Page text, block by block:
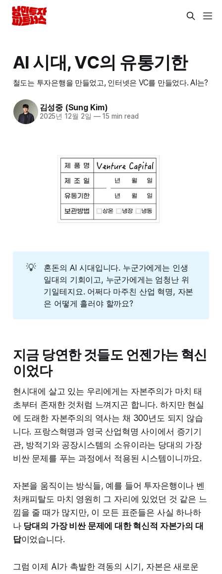
AI 시대, VC의 유통기한
철도는 투자은행을 만들었고, 인터넷은 VC를 만들었다. AI는?
김성중 (Sung Kim)
2025년 12월 2일 —15 min read
💡
혼돈의 AI 시대입니다. 누군가에게는 인생
일대의 기회이고, 누군가에게는 엄청난 위
기일테지요. 어쩌다 마주친 산업 혁명, 자본
은 어떻게 흘러야 할까요?
지금 당연한 것들도 언젠가는 혁신
이었다
현시대에 살고 있는 우리에게는 자본주의가 마치 태
초부터 존재한 것처럼 느껴지곤 합니다. 하지만 현실
에 도래한 자본주의의 역사는 채 300년도 되지 않습
니다. 프랑스혁명과 영국 산업혁명 사이에서 증기기
관, 방적기와 공장시스템의 소유이라는 당대의 가장
비싼 문제를 푸는 과정에서 적용된 시스템이니까요.
자본을 움직이는 방식들, 예를 들어 투자은행이나 벤
처캐피탈도 마치 영원히 그 자리에 있었던 것 같은 느
낌을 줄 때가 많지만, 이 모든 표준들은 사실 하나하
나 당대의 가장 비싼 문제에 대한 혁신적 자본가의 대
답이었습니다.
그럼 이제 AI가 촉발한 격동의 시기, 자본은 새로운